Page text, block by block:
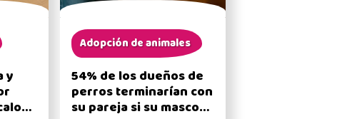
y
Adopción de animales
54% de los dueños de
perros terminarían con
su pareja si su mascota